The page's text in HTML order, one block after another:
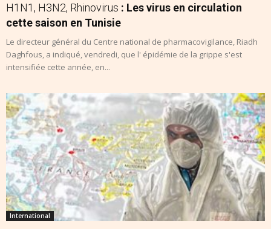
H1N1, H3N2, Rhinovirus : Les virus en circulation
cette saison en Tunisie
Le directeur général du Centre national de pharmacovigilance, Riadh
Daghfous, a indiqué, vendredi, que l' épidémie de la grippe s'est
intensifiée cette année, en...
International